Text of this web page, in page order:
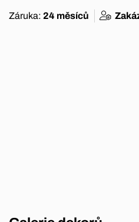
Záruka: 24 měsíců